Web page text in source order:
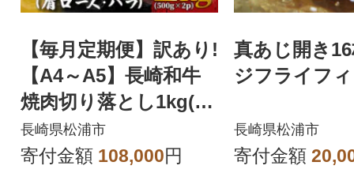
【毎月定期便】訳あり!
【A4～A5】長崎和牛
焼肉切り落とし1kg(50
0g×2P)(松浦市)全6回
長崎県松浦市
寄付金額 108,000円
真あじ開き
ジフライフ
長崎県松浦市
寄付金額